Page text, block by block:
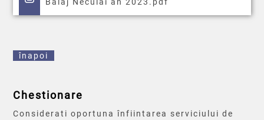
înapoi
Chestionare
Considerati oportuna înfiintarea serviciului de